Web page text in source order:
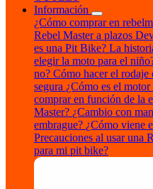
Información
¿Cómo comprar en
Rebel Master a plazos
es una Pit Bike? La
elegir la moto para el
no? Cómo hacer el
segura ¿Cómo es el
comprar en función de la
Master? ¿Cambio con
embrague? ¿Cómo viene
Precauciones al usar una
para mi pit bike?